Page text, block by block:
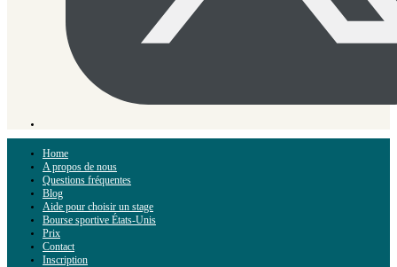
Home
A propos de nous
Questions fréquentes
Blog
Aide pour choisir un stage
Bourse sportive États-Unis
Prix
Contact
Inscription